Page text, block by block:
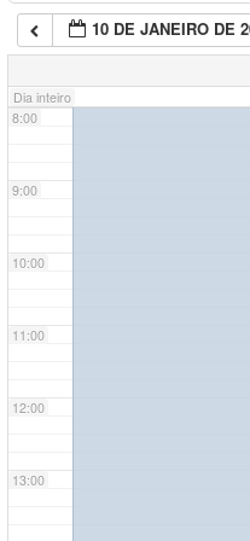
10 DE JANEIRO DE
Dia inteiro
7:00
8:00
9:00
10:00
11:00
12:00
13:00